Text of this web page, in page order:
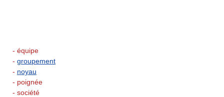
- équipe
- groupement
- noyau
- poignée
- société